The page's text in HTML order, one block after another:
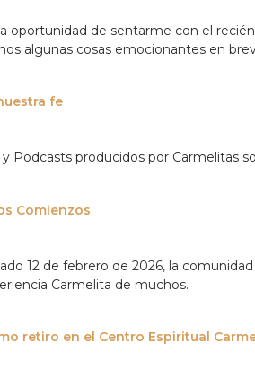
oportunidad de sentarme con el
algunas cosas emocionantes en
fe
y Podcasts producidos por Carmelitas
Comienzos
12 de febrero de 2026, la
Carmelita de muchos.
retiro en el Centro Espiritual